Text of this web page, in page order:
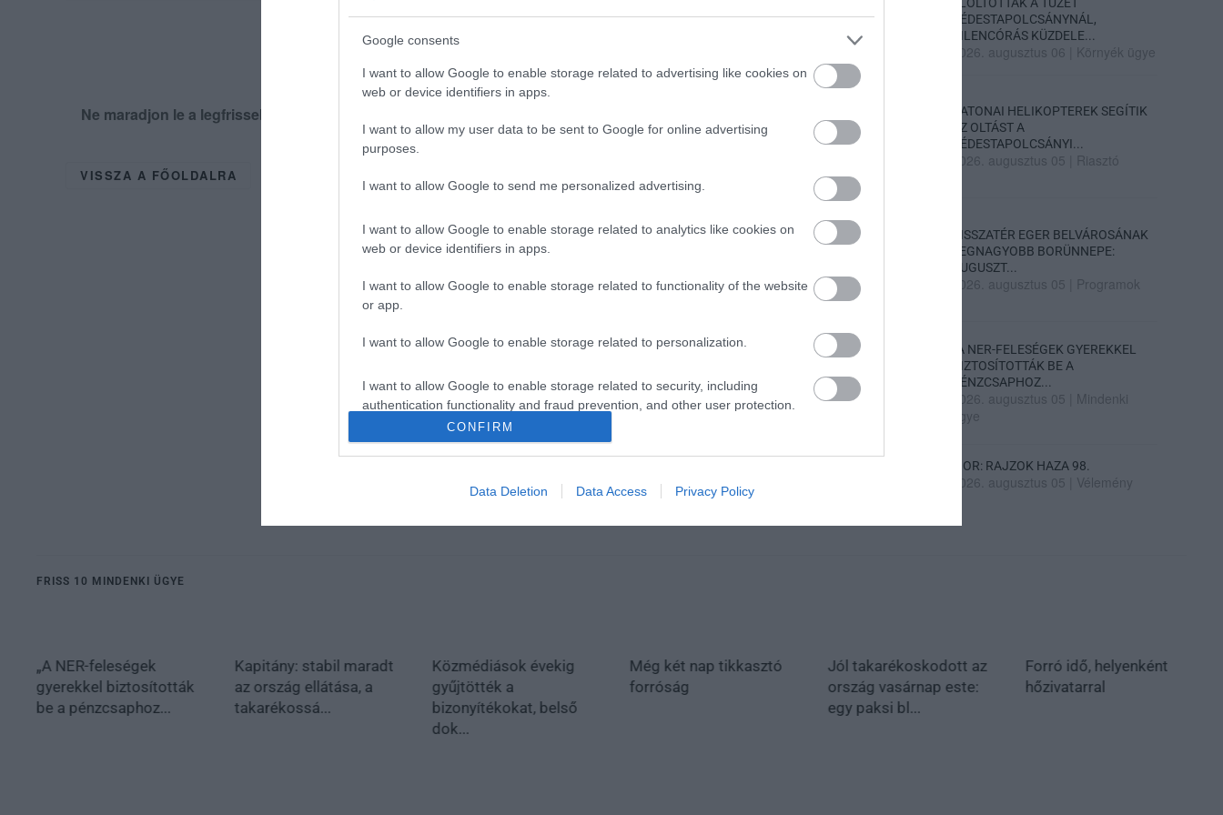
Google consents
I want to allow Google to enable storage related to advertising like cookies on
web or device identifiers in apps.
I want to allow my user data to be sent to Google for online advertising
purposes.
I want to allow Google to send me personalized advertising.
I want to allow Google to enable storage related to analytics like cookies on
web or device identifiers in apps.
I want to allow Google to enable storage related to functionality of the website
or app.
I want to allow Google to enable storage related to personalization.
I want to allow Google to enable storage related to security, including
authentication functionality and fraud prevention, and other user protection.
CONFIRM
Data Deletion Data Access Privacy Policy
Ne maradjon le a legfrissebb hírekről, kövessen bennünket az EGRI ÜGYEK Google Hírek oldalán!
VISSZA A FŐOLDALRA
DÉDESTAPOLCSÁNYNÁL,
KILENCÓRÁS KÜZDELE...
2026. augusztus 06 Környék ügye
KATONAI HELIKOPTEREK SEGÍTIK
AZ OLTÁST A
DÉDESTAPOLCSÁNYI...
2026. augusztus 05 Riasztó
VISSZATÉR EGER BELVÁROSÁNAK
LEGNAGYOBB BORÜNNEPE:
AUGUSZT...
2026. augusztus 05 Programok
„A NER-FELESÉGEK GYEREKKEL
BIZTOSÍTOTTÁK BE A
PÉNZCSAPHOZ...
2026. augusztus 05
Mindenki
ügye
SIOR: RAJZOK HAZA 98.
2026. augusztus 05 Vélemény
FRISS 10 MINDENKI ÜGYE
„A NER-feleségek
gyerekkel biztosították
be a pénzcsaphoz...
Kapitány: stabil maradt
az ország ellátása, a
takarékossá...
Közmédiások évekig
gyűjtötték a
bizonyítékokat, belső
dok...
Még két nap tikkasztó
forróság
Jól takarékoskodott az
ország vasárnap este:
egy paksi bl...
Forró idő, helyenként
hőzivatarral